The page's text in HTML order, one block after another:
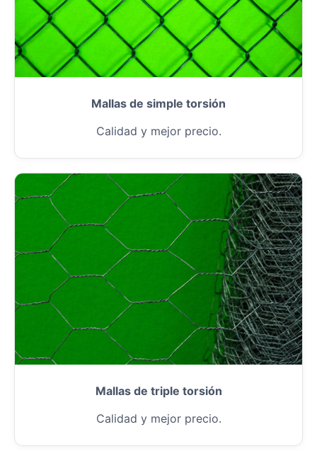
Mallas de simple torsión
Calidad y mejor precio.
Mallas de triple torsión
Calidad y mejor precio.